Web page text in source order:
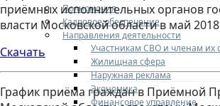
Полномочия
Кадровое обеспечение
Направления деятельности
Участникам СВО и членам их
Жилищная сфера
Наружная реклама
Экономика
Финансовое управление
приёмных исполнительных органов
власти Московской области в май
Скачать
График приёма граждан в Приёмной